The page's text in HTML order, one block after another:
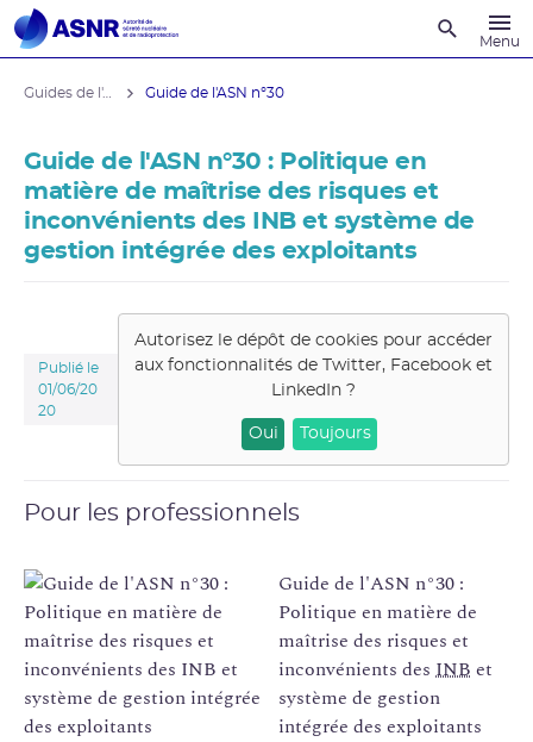
Menu
Guides de l'ASNR Guide de l'ASN n°30
Guide de l'ASN n°30 : Politique en
matière de maîtrise des risques et
inconvénients des INB et système de
gestion intégrée des exploitants
Publié le
01/06/20
20
Autorisez le dépôt de cookies pour accéder
aux fonctionnalités deTwitter, Facebook et
LinkedIn ?
Oui Toujours
Pour les professionnels
Guide de l'ASN n°30 :
Politique en matière de
maîtrise des risques et
inconvénients desINB et
système de gestion
intégrée des exploitants